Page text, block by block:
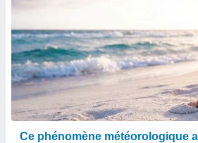
Ce phénomène météorologique